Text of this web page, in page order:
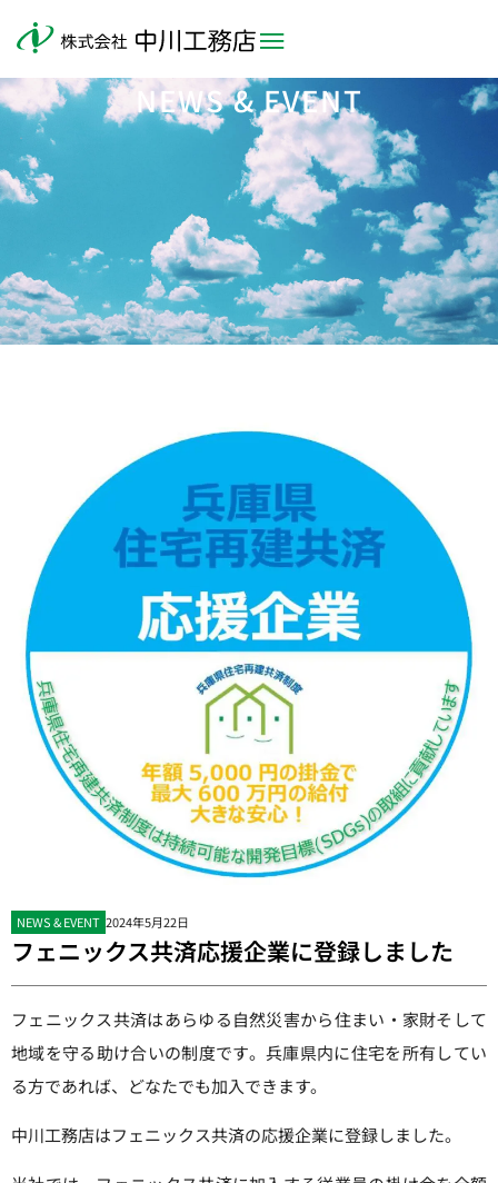
NEWS & EVENT
NEWS & EVENT 2024年5月22日
フェニックス共済応援企業に登録しました
フェニックス共済はあらゆる自然災害から住まい・家財そして
地域を守る助け合いの制度です。兵庫県内に住宅を所有してい
る方であれば、どなたでも加入できます。
中川工務店はフェニックス共済の応援企業に登録しました。